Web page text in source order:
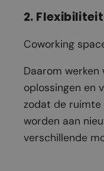
2.
Coworking
Daarom
oplossingen en
zodat de ruimte
worden aan
verschillende